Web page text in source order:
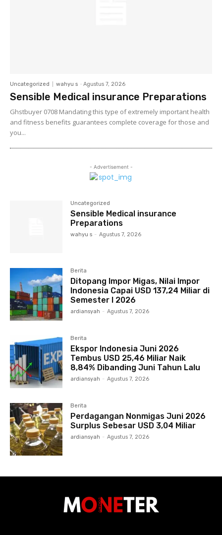
Uncategorized wahyu s - Agustus 7, 2026
Sensible Medical insurance Preparations
Ghstbuyer 0708 Mandating this type of extremely important health
and fitness benefits guarantees complete coverage for those and
you...
- Advertisement -
Uncategorized
Sensible Medical insurance
Preparations
wahyu s - Agustus 7, 2026
Berita
Ditopang Impor Migas, Nilai Impor
Indonesia Capai USD 137,24 Miliar di
Semester I 2026
ardiansyah - Agustus 7, 2026
Berita
Ekspor Indonesia Juni 2026
Tembus USD 25,46 Miliar Naik
8,84% Dibanding Juni Tahun Lalu
ardiansyah - Agustus 7, 2026
Berita
Perdagangan Nonmigas Juni 2026
Surplus Sebesar USD 3,04 Miliar
ardiansyah - Agustus 7, 2026